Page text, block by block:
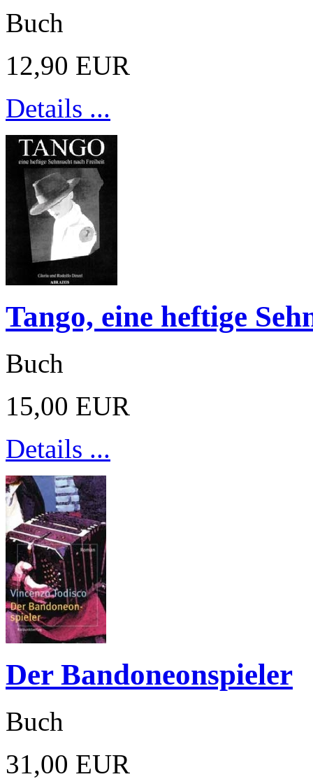
Buch
12,90 EUR
Details ...
Tango, eine heftige
Buch
15,00 EUR
Details ...
Der Bandoneonspieler
Buch
31,00 EUR